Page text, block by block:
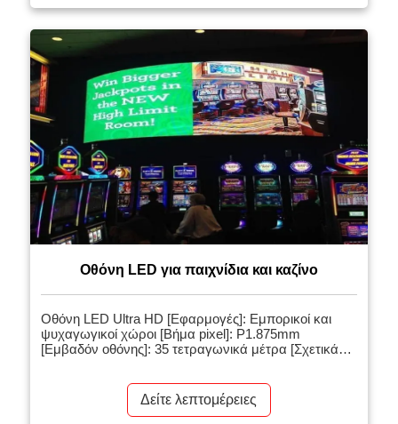
μαλακή […]
Οθόνη LED για παιχνίδια και καζίνο
Οθόνη LED Ultra HD [Εφαρμογές]: Εμπορικοί και
ψυχαγωγικοί χώροι [Βήμα pixel]: P1.875mm
[Εμβαδόν οθόνης]: 35 τετραγωνικά μέτρα [Σχετικά
εξαιρετικά ελαφριών, προϊόντων LED υψηλής
ευκρίνειας μικρού βήματος, συντήρηση πρόσοψης,
Δείτε λεπτομέρειες